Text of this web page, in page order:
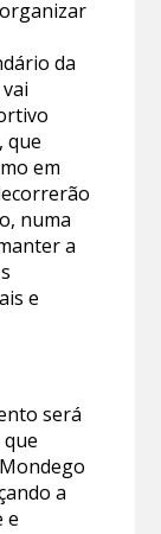
da
que
em
numa
a
e
será
a
e